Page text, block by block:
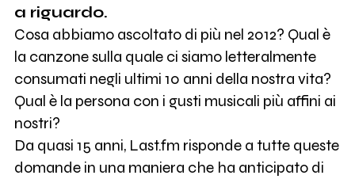
a riguardo.
Cosa abbiamo ascoltato di più nel 2012? Qual è
la canzone sulla quale ci siamo letteralmente
consumati negli ultimi 10 anni della nostra vita?
Qual è la persona con i gusti musicali più affini ai
nostri?
Da quasi 15 anni, Last.fm risponde a tutte queste
domande in una maniera che ha anticipato di